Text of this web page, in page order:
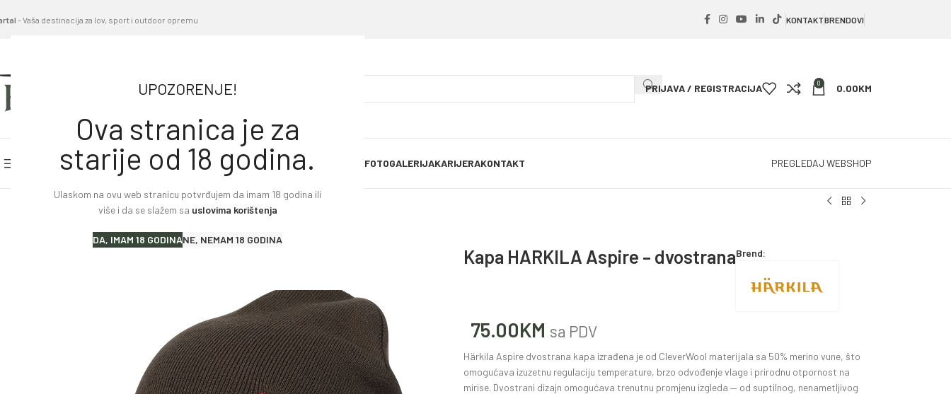
UPOZORENJE!
Ova stranica je za
starije od 18 godina.
Ulaskom na ovu web stranicu potvrđujem da imam 18 godina ili
više i da se slažem sa uslovima korištenja
DA, IMAM 18 GODINANE, NEMAM 18 GODINA
- Vaša destinacija za lov, sport i outdoor opremu KONTAKTBRENDOVI
PRIJAVA / REGISTRACIJA 0 0.00KM
PRETRAŽITE KATEGORIJE POČETNA STRANICABLOG OBJAVE FOTOGALERIJAKARIJERAKONTAKT PREGLEDAJ WEBSHOP
Home »Proizvodi »Kapa HARKILA Aspire – dvostrana
Kapa HARKILA Aspire – dvostranaBrend:
75.00KM sa PDV
Härkila Aspire dvostrana kapa izrađena je od CleverWool materijala sa 50% merino vune, što
omogućava izuzetnu regulaciju temperature, brzo odvođenje vlage i prirodnu otpornost na
mirise. Dvostrani dizajn omogućava trenutnu promjenu izgleda — od suptilnog, nenametljivog